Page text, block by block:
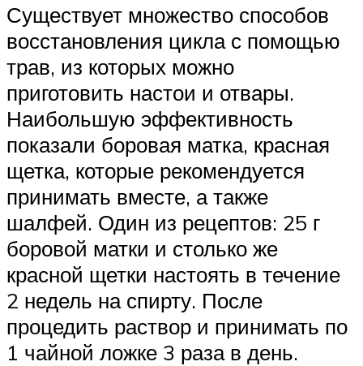
Существует множество способов
восстановления цикла с помощью
трав, из которых можно
приготовить настои и отвары.
Наибольшую эффективность
показали боровая матка, красная
щетка, которые рекомендуется
принимать вместе, а также
шалфей. Один из рецептов: 25 г
боровой матки и столько же
красной щетки настоять в течение
2 недель на спирту. После
процедить раствор и принимать по
1 чайной ложке 3 раза в день.